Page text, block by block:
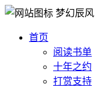
梦幻辰风
首页
阅读书单
十年之约
打赏支持